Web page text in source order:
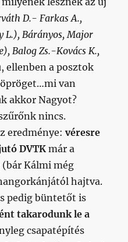
D.- Farkas A.,
L.), Bárányos, Major
Balog Zs.-Kovács K.,
ellenben a posztok
van
akkor Nagyot?
nincs.
eredménye:véresre
DVTKmár a
Kálmi még
hajtva.
pedig büntetőt is
takarodunk le a
csapatépítés